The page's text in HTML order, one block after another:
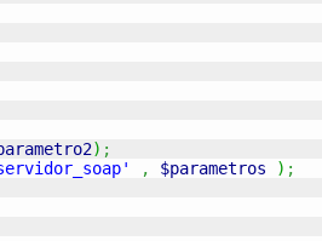
) ;
, $parametros ) ;